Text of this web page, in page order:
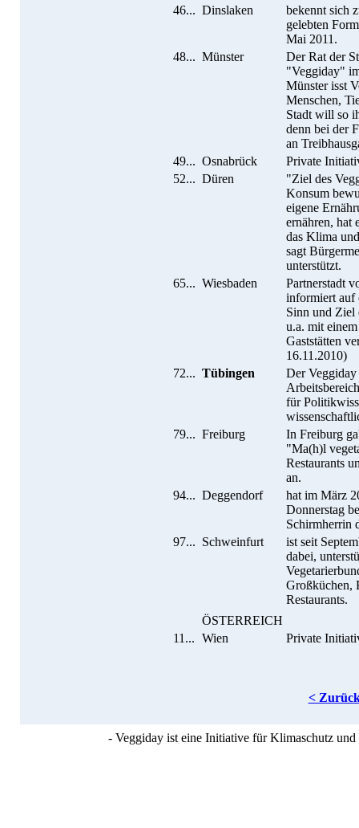
46... Dinslaken
bekennt sich
gelebten
Mai 2011.
48... Münster
Der Rat der
"Veggiday"
Münster isst
Menschen,
Stadt will so
denn bei der
an
49... Osnabrück
Private
52... Düren
"Ziel des
Konsum
eigene
ernähren, hat
das Klima
sagt
unterstützt.
65... Wiesbaden
Partnerstadt
informiert auf
Sinn und Ziel
u.a. mit
Gaststätten
16.11.2010)
72... Tübingen
Der
für
79... Freiburg
In Freiburg
"Ma(h)l
Restaurants
an.
94... Deggendorf
hat im März
Donnerstag
Schirmherrin
97... Schweinfurt
ist seit
dabei,
Großküchen,
Restaurants.
ÖSTERREICH
11... Wien Private
<
- Veggiday ist eine Initiative für Klimaschutz